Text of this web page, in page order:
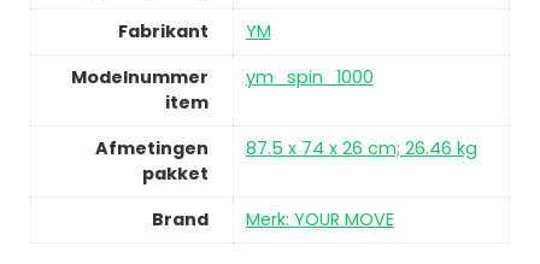
Fabrikant
YM
Modelnummer
item
ym_spin_1000
Afmetingen
pakket
87.5 x 74 x 26 cm; 26.46 kg
Brand Merk: YOUR MOVE